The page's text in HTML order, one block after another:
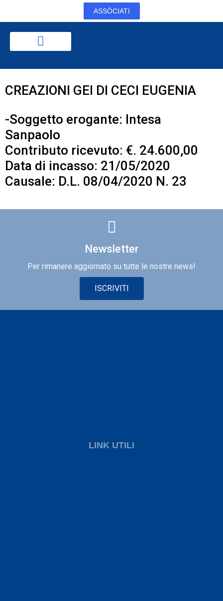
ASSÒCIATI
CREAZIONI GEI DI CECI EUGENIA
-Soggetto erogante: Intesa
Sanpaolo
Contributo ricevuto: €. 24.600,00
Data di incasso: 21/05/2020
Causale: D.L. 08/04/2020 N. 23
Newsletter
Per rimanere aggiornato su tutte le nostre news!
ISCRIVITI
LINK UTILI